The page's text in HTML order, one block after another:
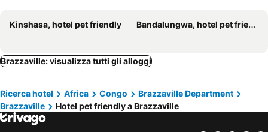
Kinshasa, hotel pet friendly Bandalungwa, hotel pet friendly
Brazzaville: visualizza tutti gli alloggi
Ricerca hotel Africa Congo
Brazzaville Department
Brazzaville
Hotel pet friendly a Brazzaville